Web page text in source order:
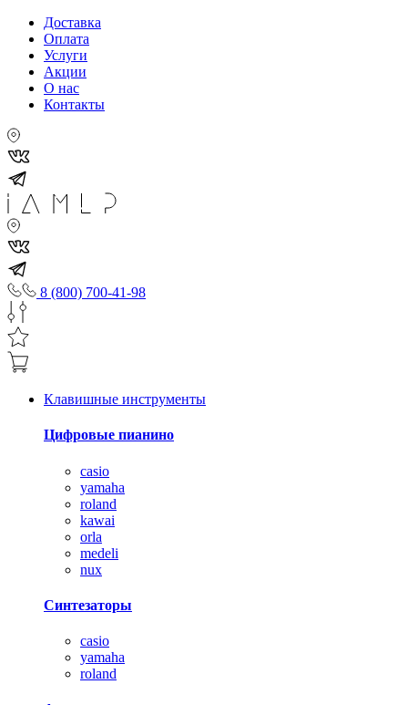
Доставка
Оплата
Услуги
Акции
О нас
Контакты
8 (800) 700-41-98
Клавишные инструменты
Цифровые пианино
casio
yamaha
roland
kawai
orla
medeli
nux
Синтезаторы
casio
yamaha
roland